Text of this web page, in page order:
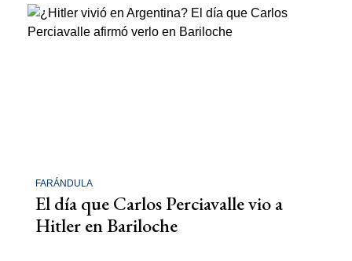
FARÁNDULA
El día que Carlos Perciavalle vio a
Hitler en Bariloche